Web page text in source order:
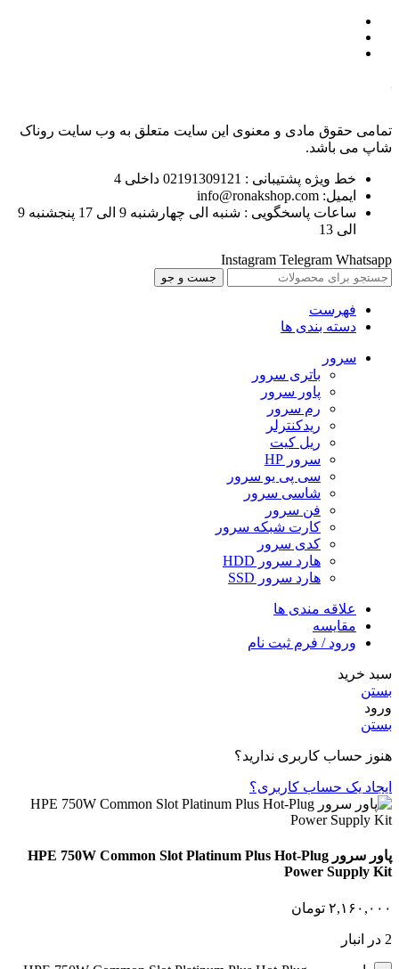
تمامی حقوق مادی و معنوی این سایت متعلق به وب سایت روناک
شاپ می باشد.
خط ویژه پشتیبانی : 02191309121 داخلی 4
ایمیل: info@ronakshop.com
ساعات پاسخگویی : شنبه الی چهارشنبه 9 الی 17 پنجشنبه 9
الی 13
Instagram Telegram Whatsapp
جست و جو
فهرست
دسته بندی ها
سرور
باتری سرور
پاور سرور
رم سرور
ریدکنترلر
ریل کیت
سرور HP
سی پی یو سرور
شاسی سرور
فن سرور
کارت شبکه سرور
کدی سرور
هارد سرور HDD
هارد سرور SSD
علاقه مندی ها
مقایسه
ورود / فرم ثبت نام
سبد خرید
بستن
ورود
بستن
هنوز حساب کاربری ندارید؟
ایجاد یک حساب کاربری؟
پاور سرور HPE 750W Common Slot Platinum Plus Hot-Plug
Power Supply Kit
۲,۱۶۰,۰۰۰ تومان
2 در انبار